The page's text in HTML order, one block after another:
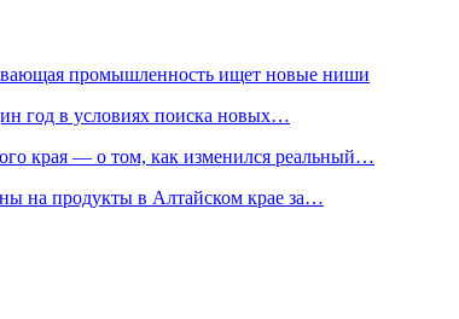
промышленность ищет новые ниши
год в условиях поиска новых…
края — о том, как изменился реальный…
на продукты в Алтайском крае за…